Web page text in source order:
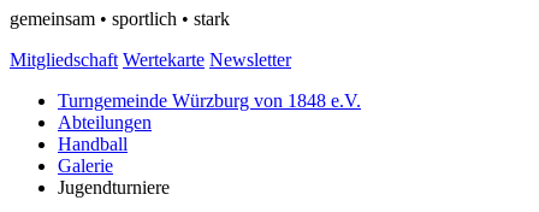
gemeinsam • sportlich • stark
Mitgliedschaft Wertekarte Newsletter
Turngemeinde Würzburg von 1848 e.V.
Abteilungen
Handball
Galerie
Jugendturniere